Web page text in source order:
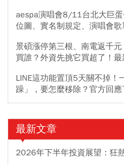
aespa演唱會8/11台北大巨
位圖、實名制規定、演唱會
景碩漲停第三根、南電返千
買誰？外資先挑它買超了！
LINE這功能置頂5天關不掉！
躁」，要怎麼移除？官方回應
最新文章
2026年下半年投資展望：狂